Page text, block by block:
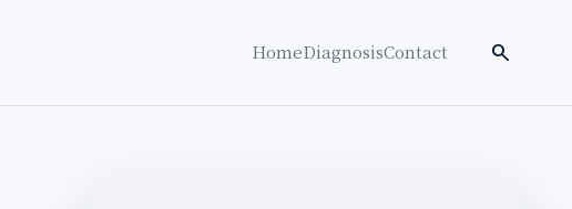
HomeDiagnosisContact 検索を開く
search